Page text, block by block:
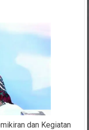
dan Kegiatan